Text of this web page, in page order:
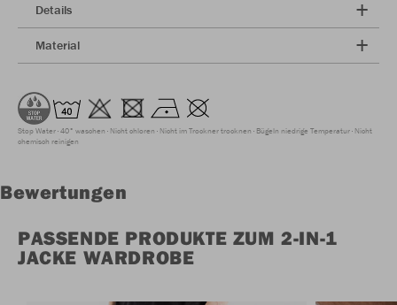
Details
Material
Stop Water 40° waschen Nicht chloren Nicht im Trockner trocknen Bügeln niedrige Temperatur Nicht
chemisch reinigen
Bewertungen
PASSENDE PRODUKTE ZUM 2-IN-1
JACKE WARDROBE